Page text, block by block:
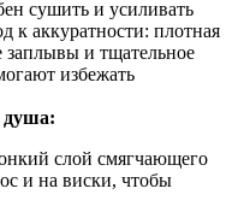
сушить и усиливать
к аккуратности: плотная
заплывы и тщательное
избежать
душа:
слой смягчающего
и на виски, чтобы